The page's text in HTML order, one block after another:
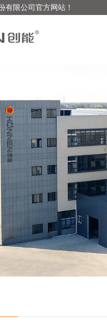
有限公司官方网站！